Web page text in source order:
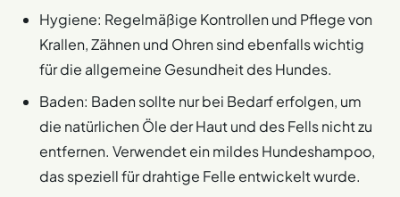
Hygiene: Regelmäßige Kontrollen und Pflege von
Krallen, Zähnen und Ohren sind ebenfalls wichtig
für die allgemeine Gesundheit des Hundes.
Baden: Baden sollte nur bei Bedarf erfolgen, um
die natürlichen Öle der Haut und des Fells nicht zu
entfernen. Verwendet ein mildes Hundeshampoo,
das speziell für drahtige Felle entwickelt wurde.